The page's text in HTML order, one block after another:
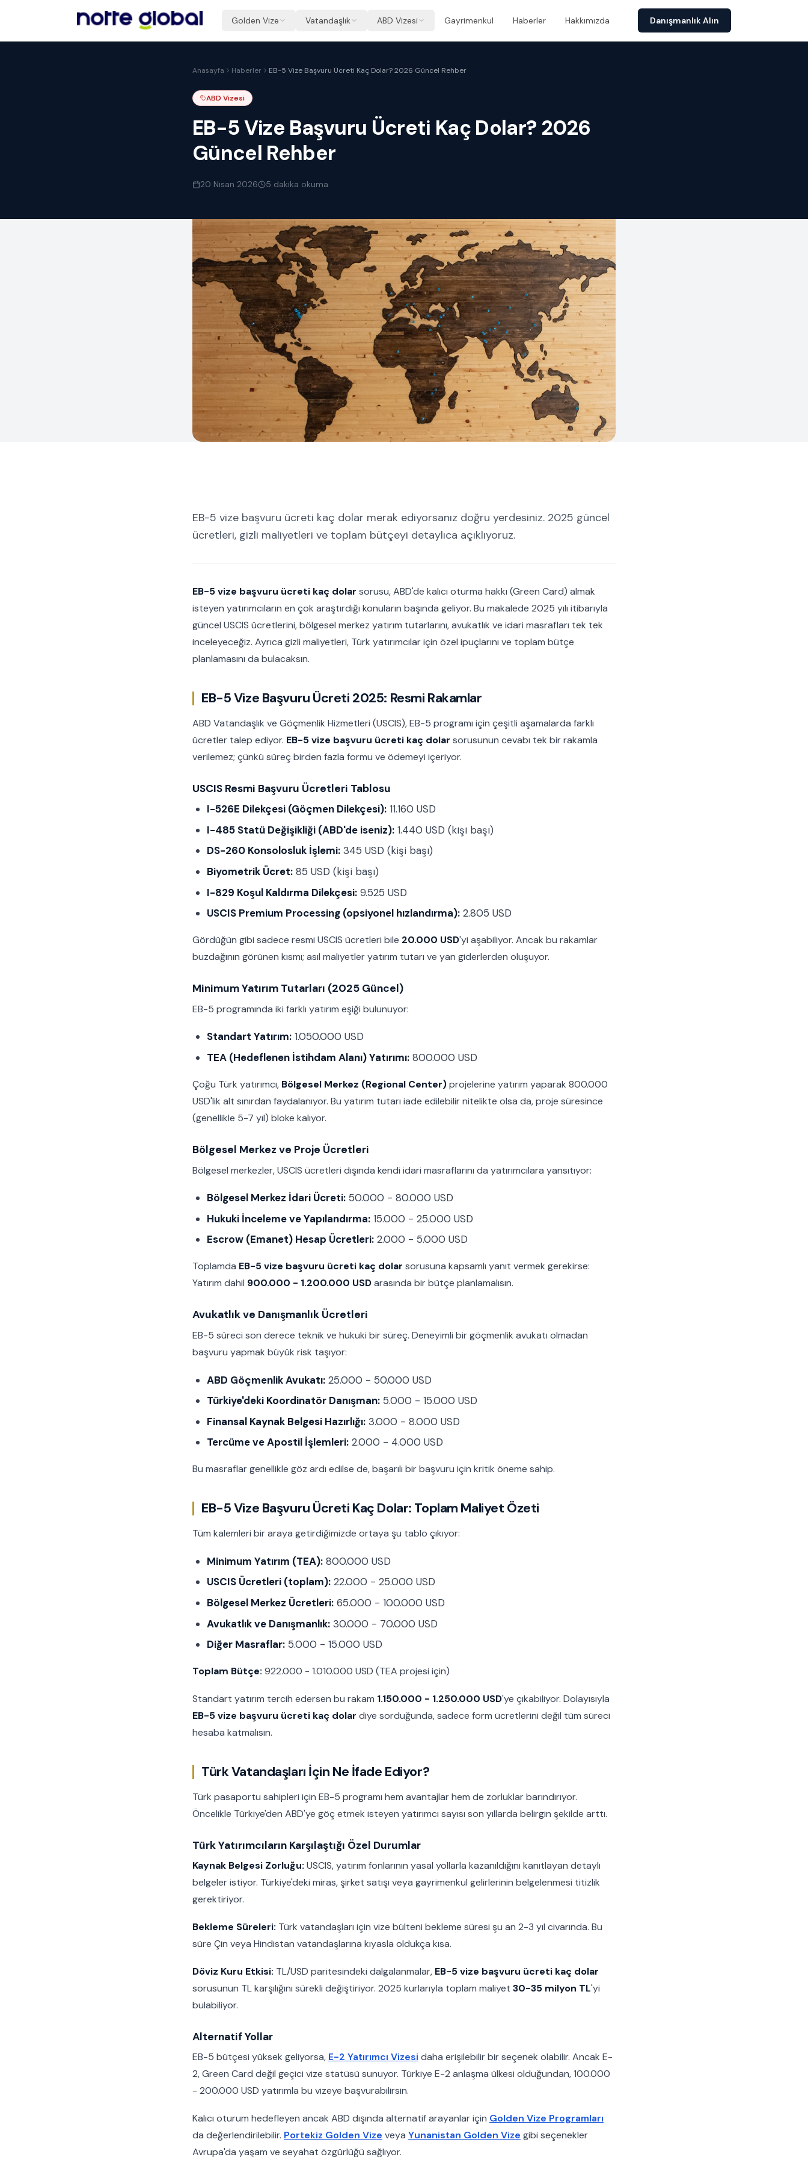
Golden Vize Vatandaşlık ABD Vizesi Gayrimenkul Haberler Hakkımızda Danışmanlık Alın
Anasayfa Haberler EB-5 Vize Başvuru Ücreti Kaç Dolar? 2026 Güncel Rehber
ABD Vizesi
EB-5 Vize Başvuru Ücreti Kaç Dolar? 2026
Güncel Rehber
20 Nisan 2026 5 dakika okuma
EB-5 vize başvuru ücreti kaç dolar merak ediyorsanız doğru yerdesiniz. 2025 güncel
ücretleri, gizli maliyetleri ve toplam bütçeyi detaylıca açıklıyoruz.
EB-5 vize başvuru ücreti kaç dolar sorusu, ABD'de kalıcı oturma hakkı (Green Card) almak
isteyen yatırımcıların en çok araştırdığı konuların başında geliyor. Bu makalede 2025 yılı itibarıyla
güncel USCIS ücretlerini, bölgesel merkez yatırım tutarlarını, avukatlık ve idari masrafları tek tek
inceleyeceğiz. Ayrıca gizli maliyetleri, Türk yatırımcılar için özel ipuçlarını ve toplam bütçe
planlamasını da bulacaksın.
EB-5 Vize Başvuru Ücreti 2025: Resmi Rakamlar
ABD Vatandaşlık ve Göçmenlik Hizmetleri (USCIS), EB-5 programı için çeşitli aşamalarda farklı
ücretler talep ediyor. EB-5 vize başvuru ücreti kaç dolar sorusunun cevabı tek bir rakamla
verilemez; çünkü süreç birden fazla formu ve ödemeyi içeriyor.
USCIS Resmi Başvuru Ücretleri Tablosu
I-526E Dilekçesi (Göçmen Dilekçesi): 11.160 USD
I-485 Statü Değişikliği (ABD'de iseniz): 1.440 USD (kişi başı)
DS-260 Konsolosluk İşlemi: 345 USD (kişi başı)
Biyometrik Ücret: 85 USD (kişi başı)
I-829 Koşul Kaldırma Dilekçesi: 9.525 USD
USCIS Premium Processing (opsiyonel hızlandırma): 2.805 USD
Gördüğün gibi sadece resmi USCIS ücretleri bile 20.000 USD'yi aşabiliyor. Ancak bu rakamlar
buzdağının görünen kısmı; asıl maliyetler yatırım tutarı ve yan giderlerden oluşuyor.
Minimum Yatırım Tutarları (2025 Güncel)
EB-5 programında iki farklı yatırım eşiği bulunuyor:
Standart Yatırım: 1.050.000 USD
TEA (Hedeflenen İstihdam Alanı) Yatırımı: 800.000 USD
Çoğu Türk yatırımcı, Bölgesel Merkez (Regional Center)projelerine yatırım yaparak 800.000
USD'lik alt sınırdan faydalanıyor. Bu yatırım tutarı iade edilebilir nitelikte olsa da, proje süresince
(genellikle 5-7 yıl) bloke kalıyor.
Bölgesel Merkez ve Proje Ücretleri
Bölgesel merkezler, USCIS ücretleri dışında kendi idari masraflarını da yatırımcılara yansıtıyor:
Bölgesel Merkez İdari Ücreti: 50.000 - 80.000 USD
Hukuki İnceleme ve Yapılandırma: 15.000 - 25.000 USD
Escrow (Emanet) Hesap Ücretleri: 2.000 - 5.000 USD
Toplamda EB-5 vize başvuru ücreti kaç dolar sorusuna kapsamlı yanıt vermek gerekirse:
Yatırım dahil 900.000 - 1.200.000 USDarasında bir bütçe planlamalısın.
Avukatlık ve Danışmanlık Ücretleri
EB-5 süreci son derece teknik ve hukuki bir süreç. Deneyimli bir göçmenlik avukatı olmadan
başvuru yapmak büyük risk taşıyor:
ABD Göçmenlik Avukatı: 25.000 - 50.000 USD
Türkiye'deki Koordinatör Danışman: 5.000 - 15.000 USD
Finansal Kaynak Belgesi Hazırlığı: 3.000 - 8.000 USD
Tercüme ve Apostil İşlemleri: 2.000 - 4.000 USD
Bu masraflar genellikle göz ardı edilse de, başarılı bir başvuru için kritik öneme sahip.
EB-5 Vize Başvuru Ücreti Kaç Dolar: Toplam Maliyet Özeti
Tüm kalemleri bir araya getirdiğimizde ortaya şu tablo çıkıyor:
Minimum Yatırım (TEA): 800.000 USD
USCIS Ücretleri (toplam): 22.000 - 25.000 USD
Bölgesel Merkez Ücretleri: 65.000 - 100.000 USD
Avukatlık ve Danışmanlık: 30.000 - 70.000 USD
Diğer Masraflar: 5.000 - 15.000 USD
Toplam Bütçe: 922.000 - 1.010.000 USD (TEA projesi için)
Standart yatırım tercih edersen bu rakam 1.150.000 - 1.250.000 USD'ye çıkabiliyor. Dolayısıyla
EB-5 vize başvuru ücreti kaç dolar diye sorduğunda, sadece form ücretlerini değil tüm süreci
hesaba katmalısın.
Türk Vatandaşları İçin Ne İfade Ediyor?
Türk pasaportu sahipleri için EB-5 programı hem avantajlar hem de zorluklar barındırıyor.
Öncelikle Türkiye'den ABD'ye göç etmek isteyen yatırımcı sayısı son yıllarda belirgin şekilde arttı.
Türk Yatırımcıların Karşılaştığı Özel Durumlar
Kaynak Belgesi Zorluğu: USCIS, yatırım fonlarının yasal yollarla kazanıldığını kanıtlayan detaylı
belgeler istiyor. Türkiye'deki miras, şirket satışı veya gayrimenkul gelirlerinin belgelenmesi titizlik
gerektiriyor.
Bekleme Süreleri: Türk vatandaşları için vize bülteni bekleme süresi şu an 2-3 yıl civarında. Bu
süre Çin veya Hindistan vatandaşlarına kıyasla oldukça kısa.
Döviz Kuru Etkisi: TL/USD paritesindeki dalgalanmalar, EB-5 vize başvuru ücreti kaç dolar
sorusunun TL karşılığını sürekli değiştiriyor. 2025 kurlarıyla toplam maliyet 30-35 milyon TL'yi
bulabiliyor.
Alternatif Yollar
EB-5 bütçesi yüksek geliyorsa, E-2 Yatırımcı Vizesi daha erişilebilir bir seçenek olabilir. Ancak E-
2, Green Card değil geçici vize statüsü sunuyor. Türkiye E-2 anlaşma ülkesi olduğundan, 100.000
- 200.000 USD yatırımla bu vizeye başvurabilirsin.
Kalıcı oturum hedefleyen ancak ABD dışında alternatif arayanlar için Golden Vize Programları
da değerlendirilebilir. Portekiz Golden Vize veya Yunanistan Golden Vize gibi seçenekler
Avrupa'da yaşam ve seyahat özgürlüğü sağlıyor.